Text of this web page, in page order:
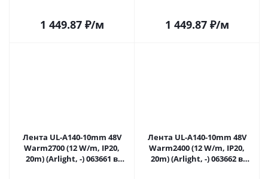
1 449.87₽/м 1 449.87₽/м
Лента UL-A140-10mm 48V
Warm2700 (12 W/m, IP20,
20m) (Arlight, -) 063661 в
Лента UL-A140-10mm 48V
Warm2400 (12 W/m, IP20,
20m) (Arlight, -) 063662 в